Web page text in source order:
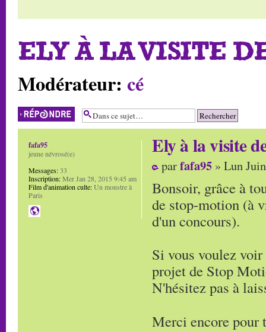
ELY À LA VISITE
Modérateur: cé
Répondre
Ely à la visite
parfafa95 » Lun
Bonsoir, grâce à
de stop-motion (à
d'un concours).
Si vous voulez
projet de Stop
N'hésitez pas à
Merci encore pour
fafa95
jeune névrosé(e)
Messages:33
Inscription:Mer Jan 28, 2015 9:45 am
Film d'animation culte:Un monstre à
Paris